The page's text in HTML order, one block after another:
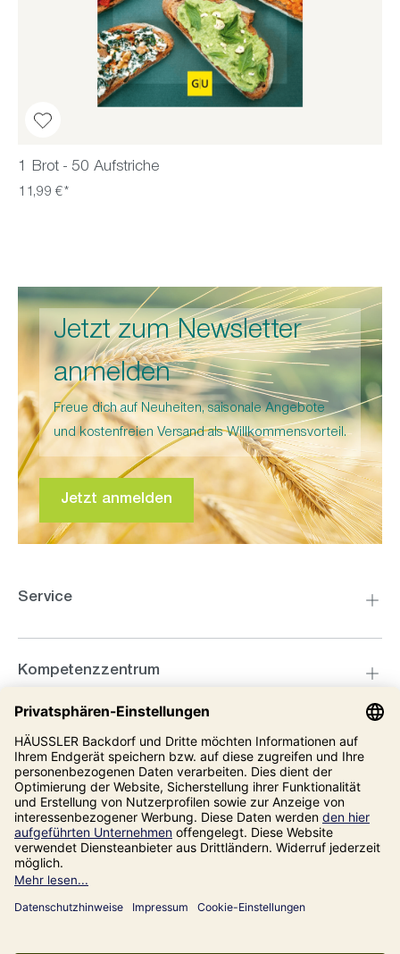
1 Brot - 50 Aufstriche
11,99 €*
Jetzt zum Newsletter
anmelden
Freue dich auf Neuheiten, saisonale Angebote
und kostenfreien Versand als Willkommensvorteil.
Jetzt anmelden
Service
Kompetenzzentrum
Informationen
Unsere Adresse